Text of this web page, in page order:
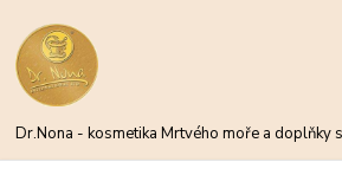
Dr.Nona - kosmetika Mrtvého moře a doplňky